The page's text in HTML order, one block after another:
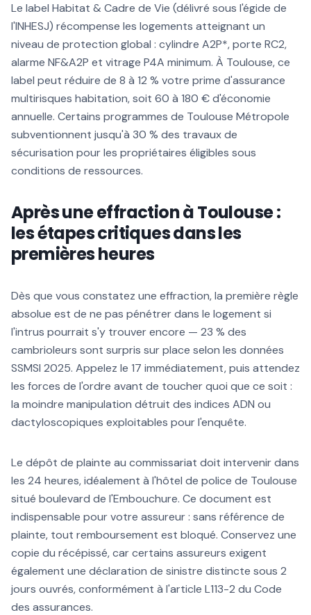
Le label Habitat & Cadre de Vie (délivré sous l'égide de
l'INHESJ) récompense les logements atteignant un
niveau de protection global : cylindre A2P*, porte RC2,
alarme NF&A2P et vitrage P4A minimum. À Toulouse, ce
label peut réduire de 8 à 12 % votre prime d'assurance
multirisques habitation, soit 60 à 180 € d'économie
annuelle. Certains programmes de Toulouse Métropole
subventionnent jusqu'à 30 % des travaux de
sécurisation pour les propriétaires éligibles sous
conditions de ressources.
Après une effraction à Toulouse :
les étapes critiques dans les
premières heures
Dès que vous constatez une effraction, la première règle
absolue est de ne pas pénétrer dans le logement si
l'intrus pourrait s'y trouver encore — 23 % des
cambrioleurs sont surpris sur place selon les données
SSMSI 2025. Appelez le 17 immédiatement, puis attendez
les forces de l'ordre avant de toucher quoi que ce soit :
la moindre manipulation détruit des indices ADN ou
dactyloscopiques exploitables pour l'enquête.
Le dépôt de plainte au commissariat doit intervenir dans
les 24 heures, idéalement à l'hôtel de police de Toulouse
situé boulevard de l'Embouchure. Ce document est
indispensable pour votre assureur : sans référence de
plainte, tout remboursement est bloqué. Conservez une
copie du récépissé, car certains assureurs exigent
également une déclaration de sinistre distincte sous 2
jours ouvrés, conformément à l'article L113-2 du Code
des assurances.